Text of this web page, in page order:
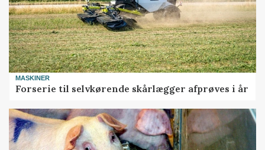
MASKINER
Forserie til selvkørende skårlægger afprøves i år